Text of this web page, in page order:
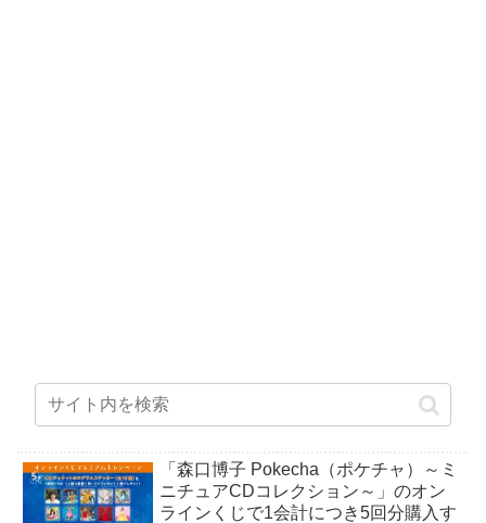
「森口博子 Pokecha（ポケチャ）～ミ
ニチュアCDコレクション～」のオン
ラインくじで1会計につき5回分購入す